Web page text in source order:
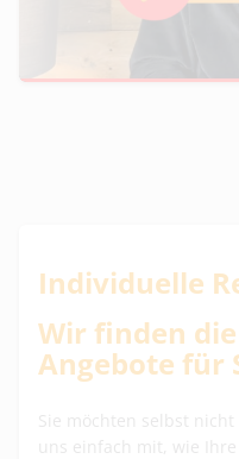
Individuelle
Wir finden
Angebote für
Sie möchten selbst
uns einfach mit, wie